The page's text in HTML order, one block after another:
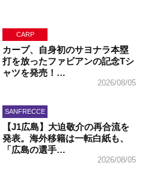
CARP
カープ、自身初のサヨナラ本塁
打を放ったファビアンの記念Tシ
ャツを発売！…
2026/08/05
SANFRECCE
【J1広島】大迫敬介の再合流を
発表。海外移籍は一転白紙も、
「広島の選手…
2026/08/05